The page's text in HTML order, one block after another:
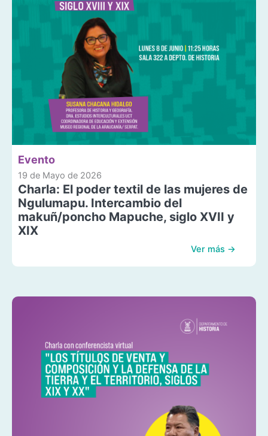
Evento
19 de Mayo de 2026
Charla: El poder textil de las mujeres de
Ngulumapu. Intercambio del
makuñ/poncho Mapuche, siglo XVII y
XIX
Ver más →